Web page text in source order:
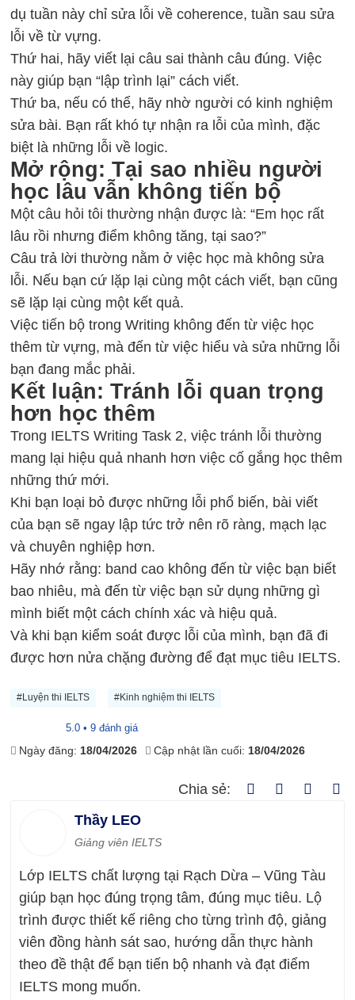
dụ tuần này chỉ sửa lỗi về coherence, tuần sau sửa
lỗi về từ vựng.
Thứ hai, hãy viết lại câu sai thành câu đúng. Việc
này giúp bạn “lập trình lại” cách viết.
Thứ ba, nếu có thể, hãy nhờ người có kinh nghiệm
sửa bài. Bạn rất khó tự nhận ra lỗi của mình, đặc
biệt là những lỗi về logic.
Mở rộng: Tại sao nhiều người
học lâu vẫn không tiến bộ
Một câu hỏi tôi thường nhận được là: “Em học rất
lâu rồi nhưng điểm không tăng, tại sao?”
Câu trả lời thường nằm ở việc học mà không sửa
lỗi. Nếu bạn cứ lặp lại cùng một cách viết, bạn cũng
sẽ lặp lại cùng một kết quả.
Việc tiến bộ trong Writing không đến từ việc học
thêm từ vựng, mà đến từ việc hiểu và sửa những lỗi
bạn đang mắc phải.
Kết luận: Tránh lỗi quan trọng
hơn học thêm
Trong IELTS Writing Task 2, việc tránh lỗi thường
mang lại hiệu quả nhanh hơn việc cố gắng học thêm
những thứ mới.
Khi bạn loại bỏ được những lỗi phổ biến, bài viết
của bạn sẽ ngay lập tức trở nên rõ ràng, mạch lạc
và chuyên nghiệp hơn.
Hãy nhớ rằng: band cao không đến từ việc bạn biết
bao nhiêu, mà đến từ việc bạn sử dụng những gì
mình biết một cách chính xác và hiệu quả.
Và khi bạn kiểm soát được lỗi của mình, bạn đã đi
được hơn nửa chặng đường để đạt mục tiêu IELTS.
#Luyện thi IELTS #Kinh nghiệm thi IELTS
5.0 • 9 đánh giá
Ngày đăng: 18/04/2026 Cập nhật lần cuối: 18/04/2026
Chia sẻ:
Thầy LEO
Giảng viên IELTS
Lớp IELTS chất lượng tại Rạch Dừa – Vũng Tàu
giúp bạn học đúng trọng tâm, đúng mục tiêu. Lộ
trình được thiết kế riêng cho từng trình độ, giảng
viên đồng hành sát sao, hướng dẫn thực hành
theo đề thật để bạn tiến bộ nhanh và đạt điểm
IELTS mong muốn.